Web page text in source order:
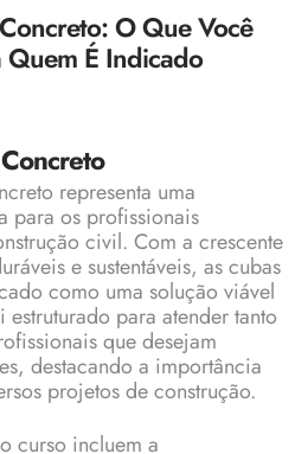
O Que Você
É Indicado
representa uma
para os profissionais
civil. Com a crescente
e sustentáveis, as cubas
como uma solução viável
para atender tanto
que desejam
destacando a importância
projetos de construção.
curso incluem a